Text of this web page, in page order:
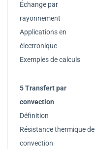
Échange par
rayonnement
Applications en
électronique
Exemples de calculs
5 Transfert par
convection
Définition
Résistance thermique de
convection